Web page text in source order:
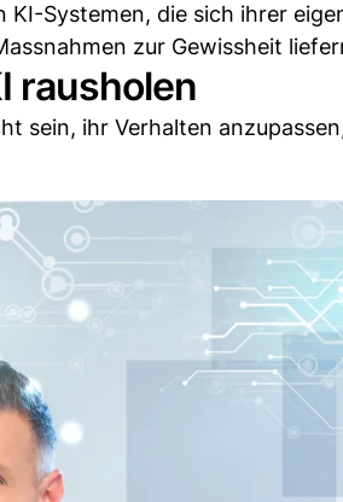
Systemen, die sich ihrer
zur Gewissheit
rausholen
sein, ihr Verhalten